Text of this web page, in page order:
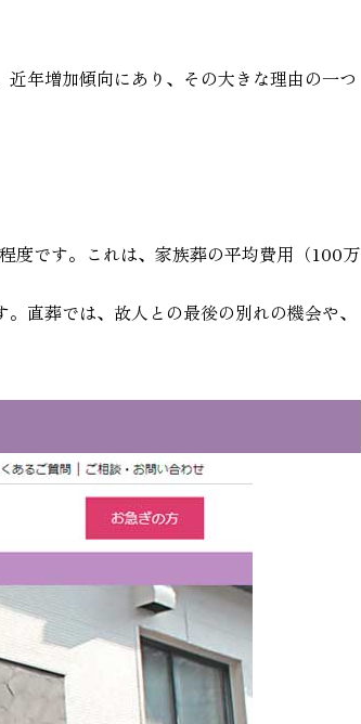
年増加傾向にあり、その大きな理由の一つ
度です。これは、家族葬の平均費用（100万
直葬では、故人との最後の別れの機会や、